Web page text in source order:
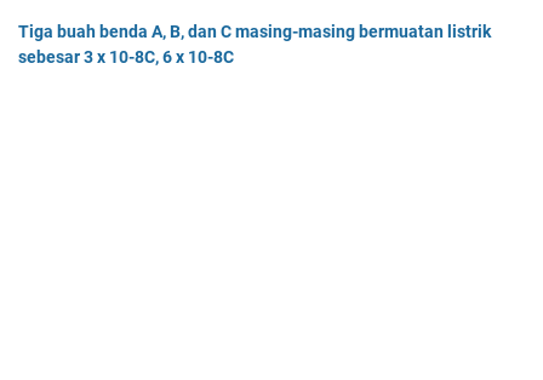
Tiga buah benda A, B, dan C masing-masing bermuatan listrik
sebesar 3 x 10-8C, 6 x 10-8C